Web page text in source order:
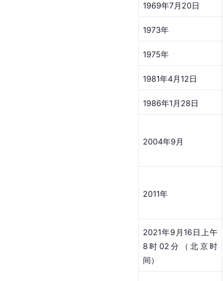
1969年7月20日
1973年
1975年
1981年4月12日
1986年1月28日
2004年9月
2011年
2021年9月16日上午
8时02分（北京时
间）